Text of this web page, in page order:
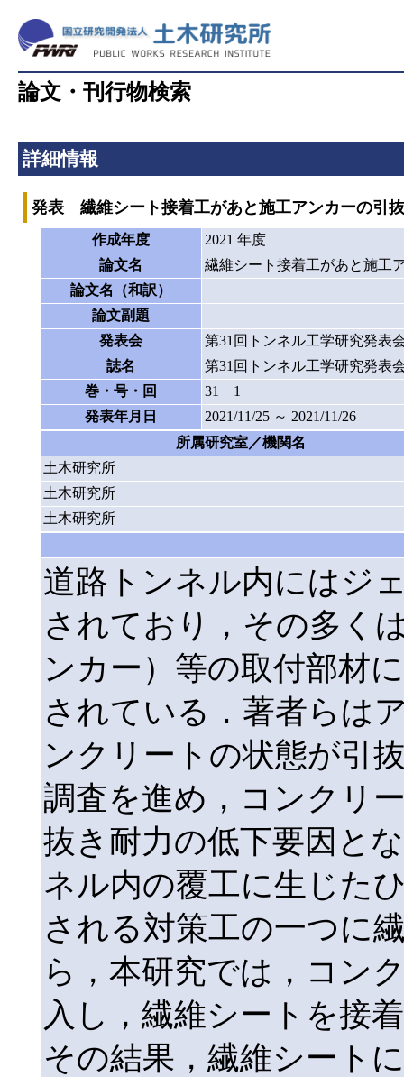
論文・刊行物検索
詳細情報
発表 繊維シート接着工があと施工アンカーの引
作成年度
2021 年度
論文名
繊維シート接着工があと施工
論文名（和訳）
論文副題
発表会
第31回トンネル工学研究発表
誌名
第31回トンネル工学研究発表
巻・号・回
31 1
発表年月日
2021/11/25 ～ 2021/11/26
所属研究室／機関名
土木研究所
土木研究所
土木研究所
道路トンネル内にはジ
されており，その多く
ンカー）等の取付部材
されている．著者らは
ンクリートの状態が引
調査を進め，コンクリ
抜き耐力の低下要因と
ネル内の覆工に生じた
される対策工の一つに
ら，本研究では，コン
入し，繊維シートを接
その結果，繊維シート